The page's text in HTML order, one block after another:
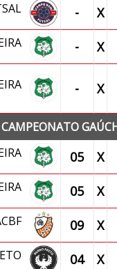
- X
- X
- X
CAMPEONATO
05 X
05 X
09 X
04 X